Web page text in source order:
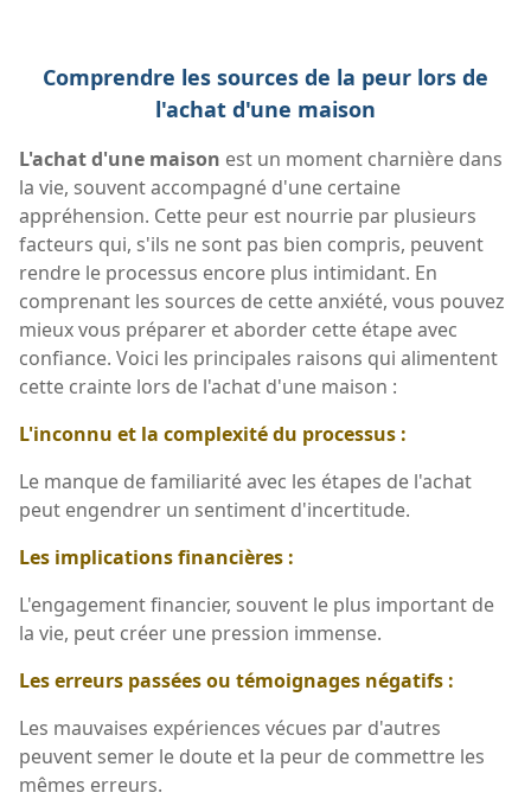
Comprendre les sources de la peur lors de
l'achat d'une maison
L'achat d'une maison est un moment charnière dans
la vie, souvent accompagné d'une certaine
appréhension. Cette peur est nourrie par plusieurs
facteurs qui, s'ils ne sont pas bien compris, peuvent
rendre le processus encore plus intimidant. En
comprenant les sources de cette anxiété, vous pouvez
mieux vous préparer et aborder cette étape avec
confiance. Voici les principales raisons qui alimentent
cette crainte lors de l'achat d'une maison :
L'inconnu et la complexité du processus :
Le manque de familiarité avec les étapes de l'achat
peut engendrer un sentiment d'incertitude.
Les implications financières :
L'engagement financier, souvent le plus important de
la vie, peut créer une pression immense.
Les erreurs passées ou témoignages négatifs :
Les mauvaises expériences vécues par d'autres
peuvent semer le doute et la peur de commettre les
mêmes erreurs.